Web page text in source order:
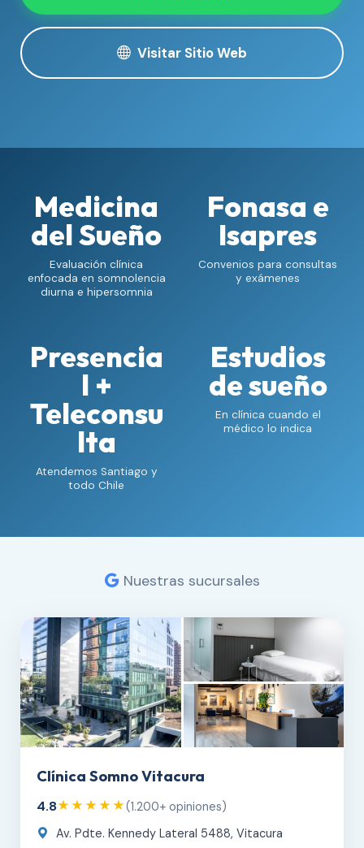
Visitar Sitio Web
Medicina
del Sueño
Evaluación clínica
enfocada en somnolencia
diurna e hipersomnia
Fonasa e
Isapres
Convenios para consultas
y exámenes
Presencia
l +
Teleconsu
lta
Atendemos Santiago y
todo Chile
Estudios
de sueño
En clínica cuando el
médico lo indica
Nuestras sucursales
Clínica Somno Vitacura
4.8★★★★★(1.200+ opiniones)
Av. Pdte. Kennedy Lateral 5488, Vitacura